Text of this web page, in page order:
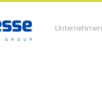
Unternehmen